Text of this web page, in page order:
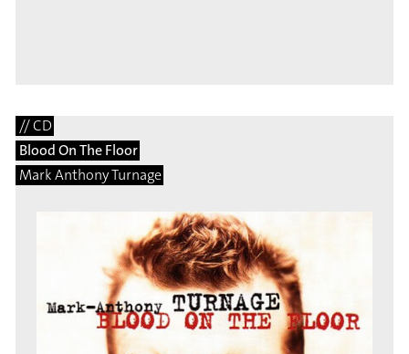
// CD
Blood On The Floor
Mark Anthony Turnage